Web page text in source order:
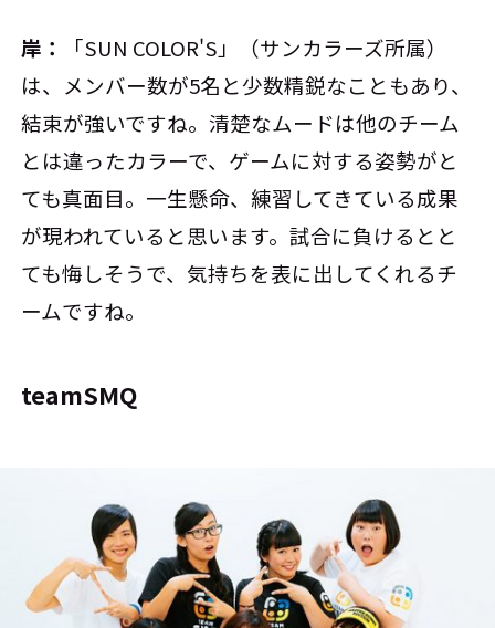
岸：
「SUN COLOR'S」（サンカラーズ所属）
は、メンバー数が5名と少数精鋭なこともあり、
結束が強いですね。清楚なムードは他のチーム
とは違ったカラーで、ゲームに対する姿勢がと
ても真面目。一生懸命、練習してきている成果
が現われていると思います。試合に負けるとと
ても悔しそうで、気持ちを表に出してくれるチ
ームですね。
teamSMQ